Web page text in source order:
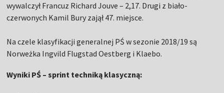
wywalczył Francuz Richard Jouve – 2,17. Drugi z biało-
czerwonych Kamil Bury zajął 47. miejsce.
Na czele klasyfikacji generalnej PŚ w sezonie 2018/19 są
Norweżka Ingvild Flugstad Oestberg i Klaebo.
Wyniki PŚ – sprint techniką klasyczną: